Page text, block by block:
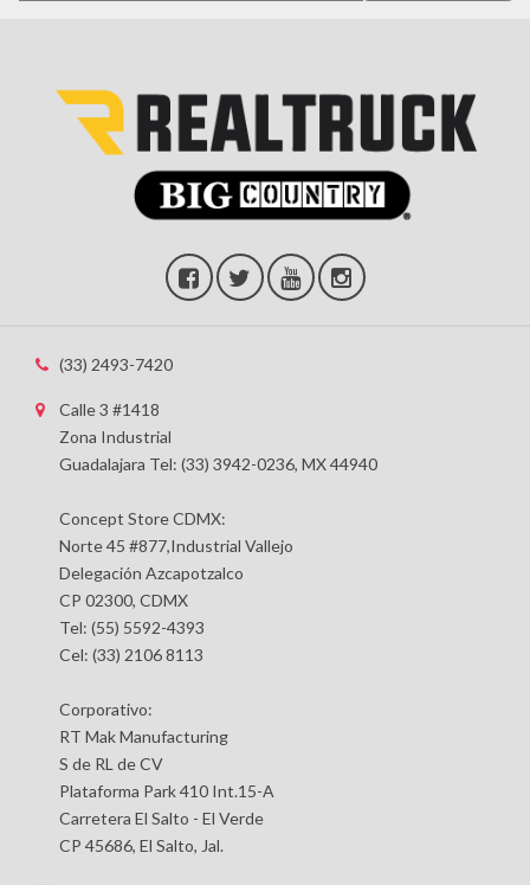
(33) 2493-7420
Calle 3 #1418
Zona Industrial
Guadalajara Tel: (33) 3942-0236, MX 44940
Concept Store CDMX:
Norte 45 #877,Industrial Vallejo
Delegación Azcapotzalco
CP 02300, CDMX
Tel: (55) 5592-4393
Cel: (33) 2106 8113
Corporativo:
RT Mak Manufacturing
S de RL de CV
Plataforma Park 410 Int.15-A
Carretera El Salto - El Verde
CP 45686, El Salto, Jal.